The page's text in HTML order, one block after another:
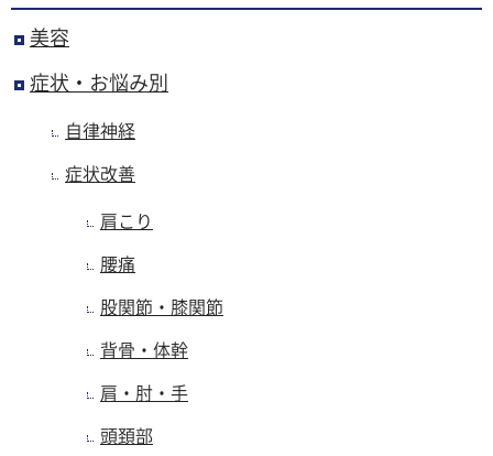
美容
症状・お悩み別
自律神経
症状改善
肩こり
腰痛
股関節・膝関節
背骨・体幹
肩・肘・手
頭頚部